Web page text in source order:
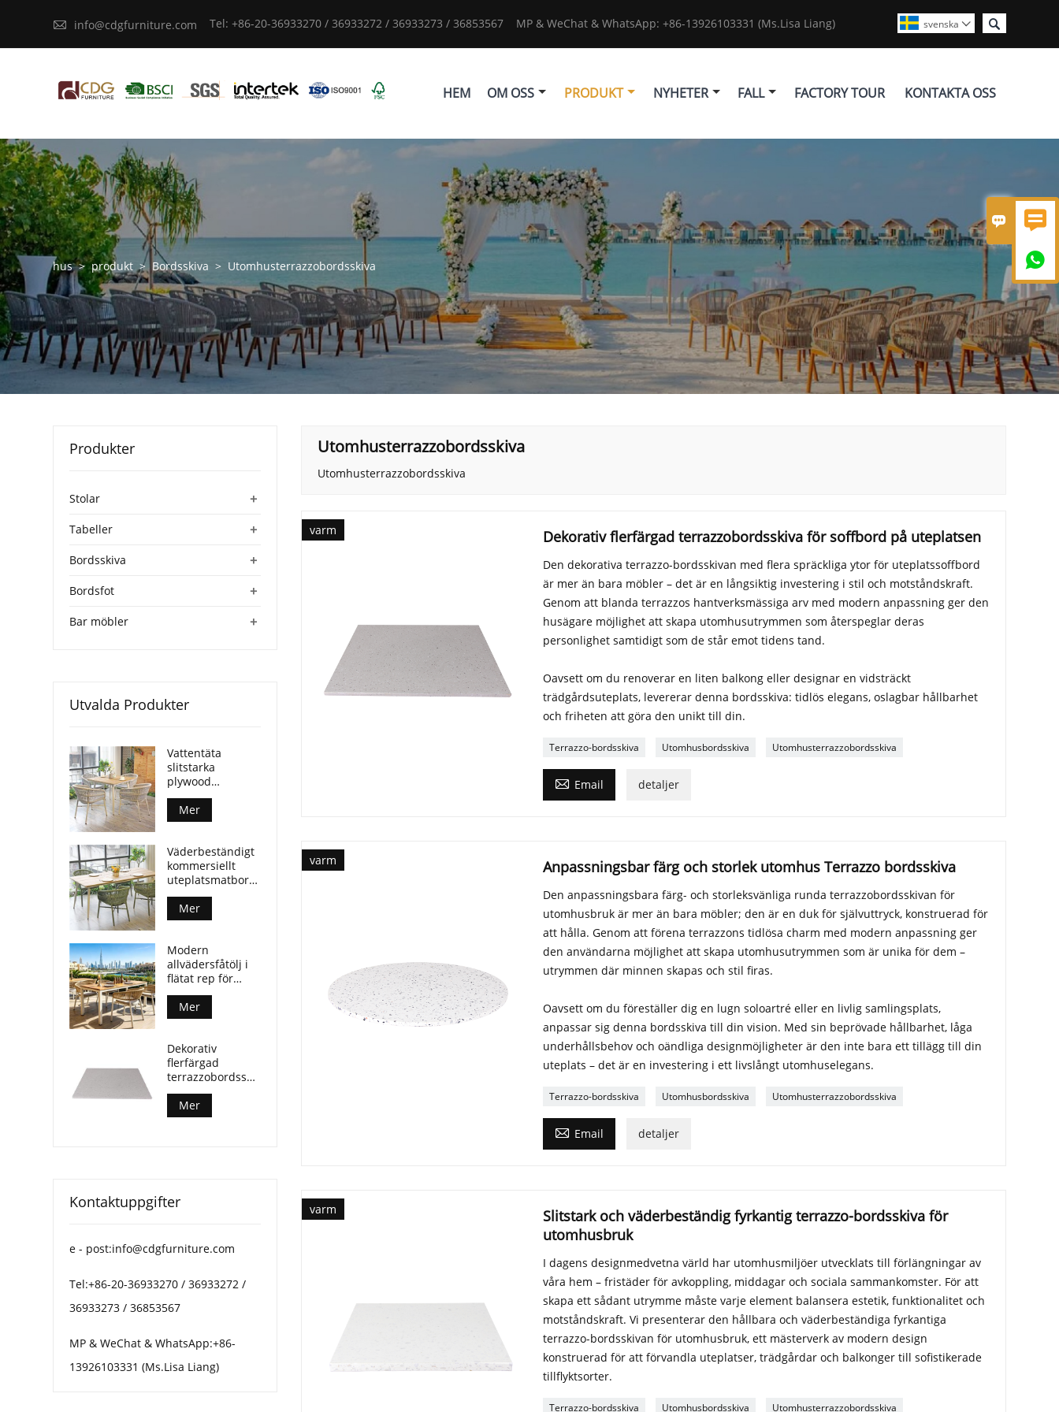
 

 info@cdgfurniture.com Tel: +86-20-36933270 / 36933272 / 36933273 / 36853567 MP & WeChat & WhatsApp: +86-13926103331 (Ms.Lisa Liang) 
svenska 
HEM OM OSS PRODUKT NYHETER FALL FACTORY TOUR KONTAKTA OSS
hus > produkt > Bordsskiva > Utomhusterrazzobordsskiva
Utomhusterrazzobordsskiva
Utomhusterrazzobordsskiva
varm Dekorativ flerfärgad terrazzobordsskiva för soffbord på uteplatsen
Den dekorativa terrazzo-bordsskivan med flera spräckliga ytor för uteplatssoffbord
är mer än bara möbler – det är en långsiktig investering i stil och motståndskraft.
Genom att blanda terrazzos hantverksmässiga arv med modern anpassning ger den
husägare möjlighet att skapa utomhusutrymmen som återspeglar deras
personlighet samtidigt som de står emot tidens tand.
Oavsett om du renoverar en liten balkong eller designar en vidsträckt
trädgårdsuteplats, levererar denna bordsskiva: tidlös elegans, oslagbar hållbarhet
och friheten att göra den unikt till din.
Terrazzo-bordsskiva Utomhusbordsskiva Utomhusterrazzobordsskiva
 Email detaljer
varm Anpassningsbar färg och storlek utomhus Terrazzo bordsskiva
Den anpassningsbara färg- och storleksvänliga runda terrazzobordsskivan för
utomhusbruk är mer än bara möbler; den är en duk för självuttryck, konstruerad för
att hålla. Genom att förena terrazzons tidlösa charm med modern anpassning ger
den användarna möjlighet att skapa utomhusutrymmen som är unika för dem –
utrymmen där minnen skapas och stil firas.
Oavsett om du föreställer dig en lugn soloartré eller en livlig samlingsplats,
anpassar sig denna bordsskiva till din vision. Med sin beprövade hållbarhet, låga
underhållsbehov och oändliga designmöjligheter är den inte bara ett tillägg till din
uteplats – det är en investering i ett livslångt utomhuselegans.
Terrazzo-bordsskiva Utomhusbordsskiva Utomhusterrazzobordsskiva
 Email detaljer
varm
Slitstark och väderbeständig fyrkantig terrazzo-bordsskiva för
utomhusbruk
I dagens designmedvetna värld har utomhusmiljöer utvecklats till förlängningar av
våra hem – fristäder för avkoppling, middagar och sociala sammankomster. För att
skapa ett sådant utrymme måste varje element balansera estetik, funktionalitet och
motståndskraft. Vi presenterar den hållbara och väderbeständiga fyrkantiga
terrazzo-bordsskivan för utomhusbruk, ett mästerverk av modern design
konstruerad för att förvandla uteplatser, trädgårdar och balkonger till sofistikerade
tillflyktsorter.
Terrazzo-bordsskiva Utomhusbordsskiva Utomhusterrazzobordsskiva
Produkter
+
Stolar
+
Tabeller
+
Bordsskiva
+
Bordsfot
+
Bar möbler
Utvalda Produkter
Vattentäta
slitstarka
plywood
utomhusbord
aluminiumben
för kommersiella
Mer
Väderbeständigt
kommersiellt
uteplatsmatbord
i plywood med
aluminiumben
Mer
Modern
allvädersfåtölj i
flätat rep för
utomhusmatplatser
Mer
Dekorativ
flerfärgad
terrazzobordsskiva
för soffbord på
uteplatsen
Mer
Kontaktuppgifter
e - post:info@cdgfurniture.com
Tel:+86-20-36933270 / 36933272 /
36933273 / 36853567
MP & WeChat & WhatsApp:+86-
13926103331 (Ms.Lisa Liang)